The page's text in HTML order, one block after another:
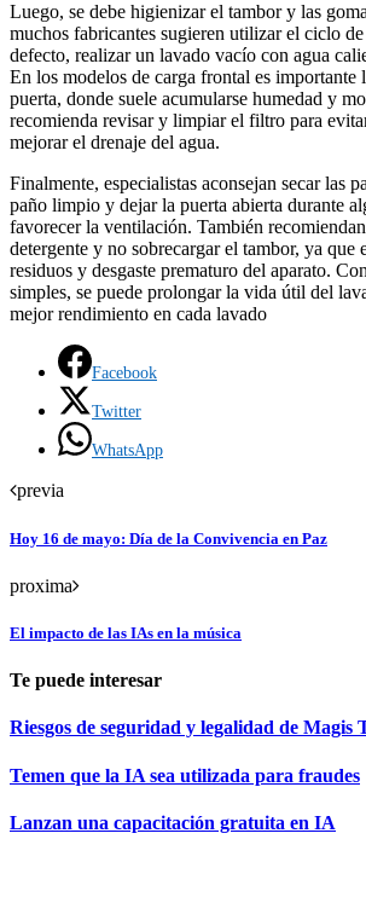
Luego, se debe higienizar el tambor y las
muchos fabricantes sugieren utilizar el ciclo
defecto, realizar un lavado vacío con agua
En los modelos de carga frontal es importante
puerta, donde suele acumularse humedad y
recomienda revisar y limpiar el filtro para
mejorar el drenaje del agua.
Finalmente, especialistas aconsejan secar las
paño limpio y dejar la puerta abierta durante
favorecer la ventilación. También
detergente y no sobrecargar el tambor, ya que
residuos y desgaste prematuro del aparato.
simples, se puede prolongar la vida útil del
mejor rendimiento en cada lavado
Facebook
Twitter
WhatsApp
previa
Hoy 16 de mayo: Día de la Convivencia en Paz
proxima
El impacto de las IAs en la música
Te puede interesar
Riesgos de seguridad y legalidad de Magis
Temen que la IA sea utilizada para fraudes
Lanzan una capacitación gratuita en IA